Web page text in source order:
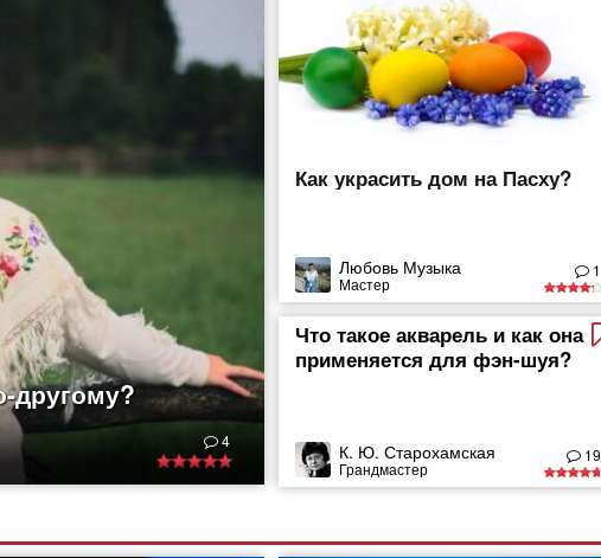
другому?
И не только они,
их творения.
издавна
искать еще в
было
4
Как украсить дом на Пасху?
Любовь Музыка
Мастер
1
Что такое акварель и как она
применяется для фэн-шуя?
К. Ю. Старохамская
Грандмастер
19